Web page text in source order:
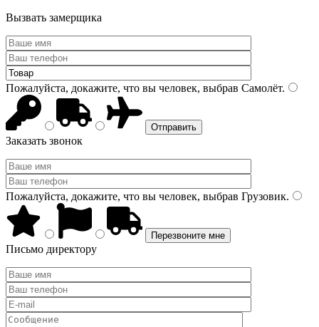
Вызвать замерщика
Пожалуйста, докажите, что вы человек, выбрав Самолёт.
Заказать звонок
Пожалуйста, докажите, что вы человек, выбрав Грузовик.
Письмо директору